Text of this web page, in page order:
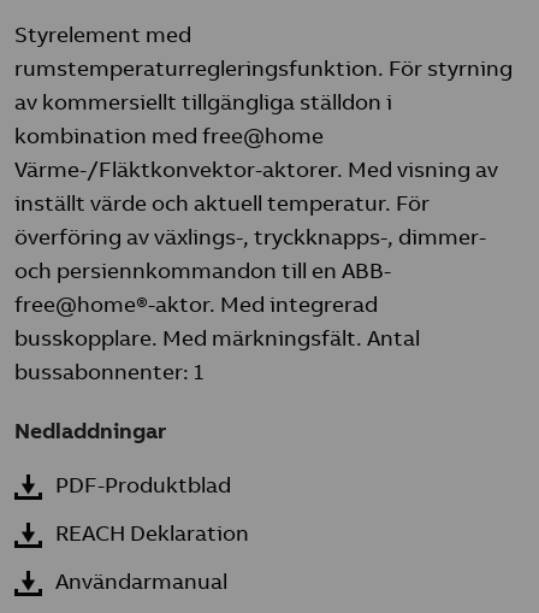
Styrelement med
rumstemperaturregleringsfunktion. För styrning
av kommersiellt tillgängliga ställdon i
kombination med free@home
Värme-/Fläktkonvektor-aktorer. Med visning av
inställt värde och aktuell temperatur. För
överföring av växlings-, tryckknapps-, dimmer-
och persiennkommandon till en ABB-
free@home®-aktor. Med integrerad
busskopplare. Med märkningsfält. Antal
bussabonnenter: 1
Nedladdningar
PDF-Produktblad
REACH Deklaration
Användarmanual